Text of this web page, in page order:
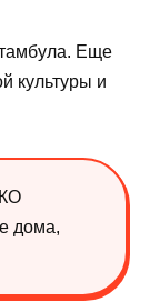
Еще
культуры и
дома,